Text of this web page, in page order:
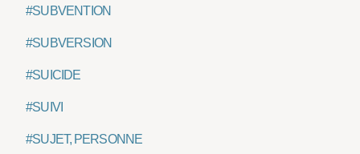
#SUBVENTION
#SUBVERSION
#SUICIDE
#SUIVI
#SUJET, PERSONNE